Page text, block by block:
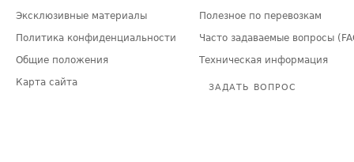
Эксклюзивные материалы
Политика конфиденциальности
Общие положения
Карта сайта
Полезное по перевозкам
Часто задаваемые вопросы
Техническая информация
ЗАДАТЬ ВОПРОС